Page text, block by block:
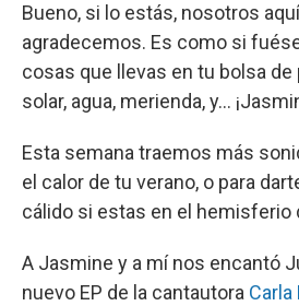
Bueno, si lo estás, nosotros
agradecemos. Es como si
cosas que llevas en tu bolsa de
solar, agua, merienda, y...
Esta semana traemos más
el calor de tu verano, o para
cálido si estas en el hemisferio
A Jasmine y a mí nos encantó
nuevo EP de la cantautora